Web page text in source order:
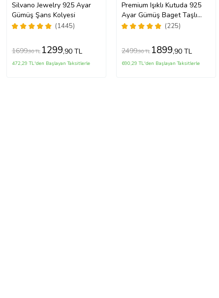
Silvano Jewelry 925 Ayar
Gümüş Şans Kolyesi
(1445)
1699,90 TL 1299,90 TL
472,29 TL'den Başlayan Taksitlerle
Premium Işıklı Kutuda 925
Ayar Gümüş Baget Taşlı
Lotus Çiçeği Kolye
(225)
2499,90 TL 1899,90 TL
690,29 TL'den Başlayan Taksitlerle